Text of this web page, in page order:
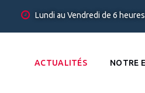
Lundi au Vendredi de 6
ACTUALITÉS NOTRE